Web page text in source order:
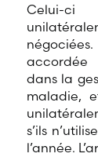
Celui-ci
accordée
dans la
maladie,
s’ils
l’année.